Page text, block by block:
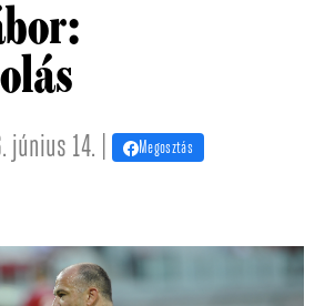
június 14. | Megosztás